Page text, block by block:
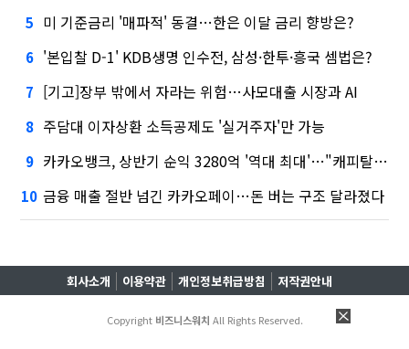
5 미 기준금리 '매파적' 동결…한은 이달 금리 향방은?
6 '본입찰 D-1' KDB생명 인수전, 삼성·한투·흥국 셈법은?
7 [기고]장부 밖에서 자라는 위험…사모대출 시장과 AI
8 주담대 이자상환 소득공제도 '실거주자'만 가능
9 카카오뱅크, 상반기 순익 3280억 '역대 최대'…"캐피탈, 자산 1조원 이상"
10 금융 매출 절반 넘긴 카카오페이…돈 버는 구조 달라졌다
회사소개 이용약관 개인정보취급방침 저작권안내
Copyright 비즈니스워치 All Rights Reserved.